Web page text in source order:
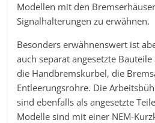
Modellen mit den
Signalhalterungen zu erwähnen.
Besonders erwähnenswert ist
auch separat angesetzte
die Handbremskurbel, die
Entleerungsrohre. Die
sind ebenfalls als angesetzte
Modelle sind mit einer NEM-